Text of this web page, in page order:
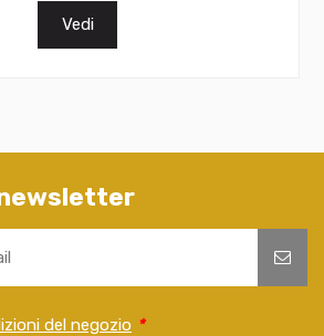
Vedi
del negozio *